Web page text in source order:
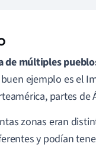
de múltiples
ejemplo es el
partes de
zonas eran
y podían